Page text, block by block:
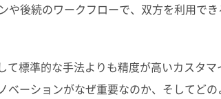
や後続のワークフローで、双方を利用でき
標準的な手法よりも精度が高いカスタマ
ベーションがなぜ重要なのか、そしてどの